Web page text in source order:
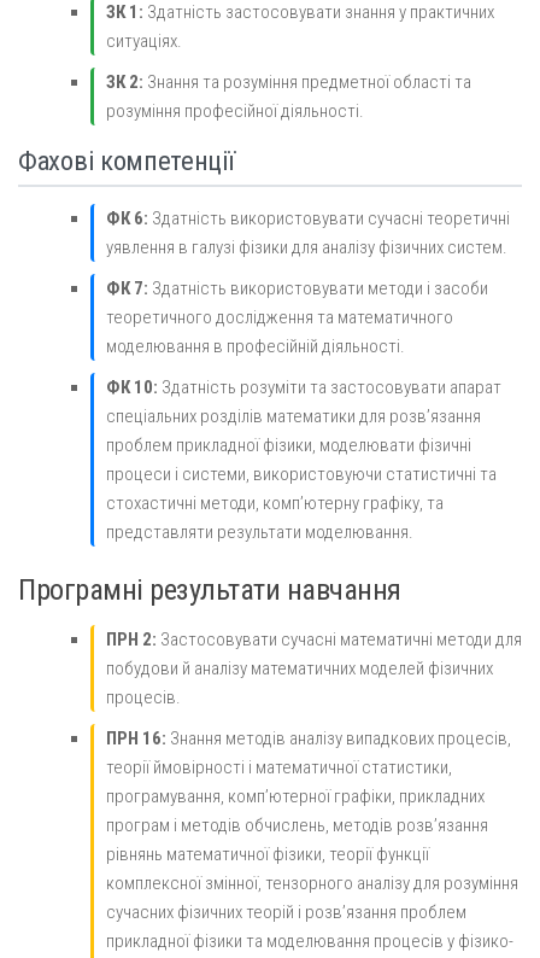
ЗК 1: Здатність застосовувати знання у практичних
ситуаціях.
ЗК 2: Знання та розуміння предметної області та
розуміння професійної діяльності.
Фахові компетенції
ФК 6: Здатність використовувати сучасні теоретичні
уявлення в галузі фізики для аналізу фізичних систем.
ФК 7: Здатність використовувати методи і засоби
теоретичного дослідження та математичного
моделювання в професійній діяльності.
ФК 10: Здатність розуміти та застосовувати апарат
спеціальних розділів математики для розв’язання
проблем прикладної фізики, моделювати фізичні
процеси і системи, використовуючи статистичні та
стохастичні методи, комп’ютерну графіку, та
представляти результати моделювання.
Програмні результати навчання
ПРН 2: Застосовувати сучасні математичні методи для
побудови й аналізу математичних моделей фізичних
процесів.
ПРН 16: Знання методів аналізу випадкових процесів,
теорії ймовірності і математичної статистики,
програмування, комп’ютерної графіки, прикладних
програм і методів обчислень, методів розв’язання
рівнянь математичної фізики, теорії функції
комплексної змінної, тензорного аналізу для розуміння
сучасних фізичних теорій і розв’язання проблем
прикладної фізики та моделювання процесів у фізико-